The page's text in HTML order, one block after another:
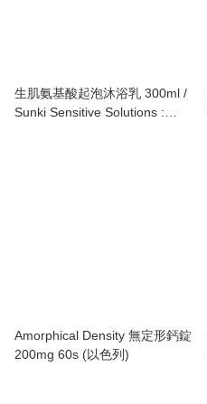
生肌氨基酸起泡沐浴乳 300ml /
Sunki Sensitive Solutions :
Amorphical Density 無定形鈣錠
200mg 60s (以色列)